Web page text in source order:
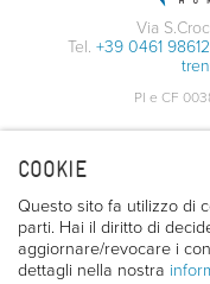
COOKIE
Questo sito fa utilizzo di
parti. Hai il diritto di
aggiornare/revocare i
dettagli nella nostra
Via
Tel. +39 0461
PI e CF